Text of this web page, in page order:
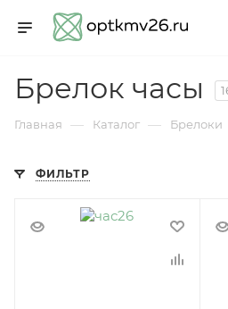
Брелок часы
Главная — Каталог — Брелоки
ФИЛЬТР